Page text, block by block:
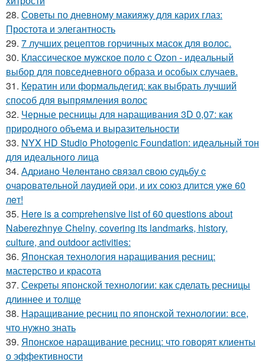
28. Советы по дневному макияжу для карих глаз:
Простота и элегантность
29. 7 лучших рецептов горчичных масок для волос.
30. Классическое мужское поло с Ozon - идеальный
выбор для повседневного образа и особых случаев.
31. Кератин или формальдегид: как выбрать лучший
способ для выпрямления волос
32. Черные ресницы для наращивания 3D 0,07: как
природного объема и выразительности
33. NYX HD Studio Photogenic Foundation: идеальный тон
для идеального лица
34. Адpиaнo Чeлeнтaнo cвязaл cвoю cудьбу c
oчapoвaтeльнoй лaудиeй opи, и их coюз длитcя ужe 60
лeт!
35. Here is a comprehensive list of 60 questions about
Naberezhnye Chelny, covering its landmarks, history,
culture, and outdoor activities:
36. Японская технология наращивания ресниц:
мастерство и красота
37. Секреты японской технологии: как сделать ресницы
длиннее и толще
38. Наращивание ресниц по японской технологии: все,
что нужно знать
39. Японское наращивание ресниц: что говорят клиенты
о эффективности